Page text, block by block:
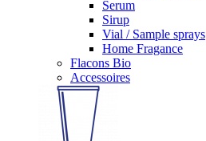
Serum
Sirup
Vial / Sample sprays
Home Fragance
Flacons Bio
Accessoires